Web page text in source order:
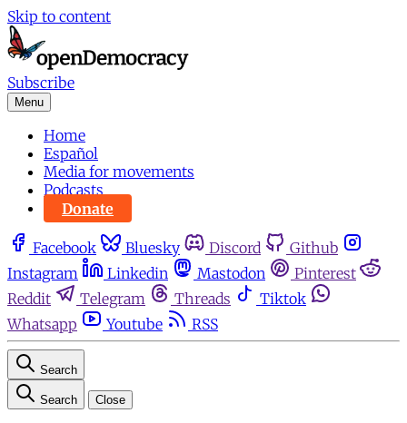
Skip to content
Subscribe
Menu
Home
Español
Media for movements
Podcasts
Donate
Facebook Bluesky Discord
Github
Instagram
Linkedin Mastodon
Pinterest
Reddit
Telegram Threads
Tiktok
Whatsapp
Youtube RSS
Search
Search Close